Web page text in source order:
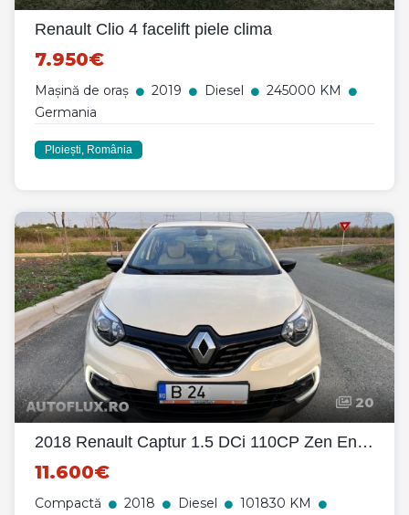
Renault Clio 4 facelift piele clima
7.950€
Mașină de oraș 2019 Diesel
245000 KM
Germania
Ploiești, România
20
2018 Renault Captur 1.5 DCi 110CP Zen Energy manuala 6+1
11.600€
Compactă 2018 Diesel
101830 KM